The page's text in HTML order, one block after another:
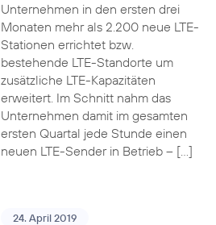
Unternehmen in den ersten drei
Monaten mehr als 2.200 neue LTE-
Stationen errichtet bzw.
bestehende LTE-Standorte um
zusätzliche LTE-Kapazitäten
erweitert. Im Schnitt nahm das
Unternehmen damit im gesamten
ersten Quartal jede Stunde einen
neuen LTE-Sender in Betrieb – […]
24. April 2019